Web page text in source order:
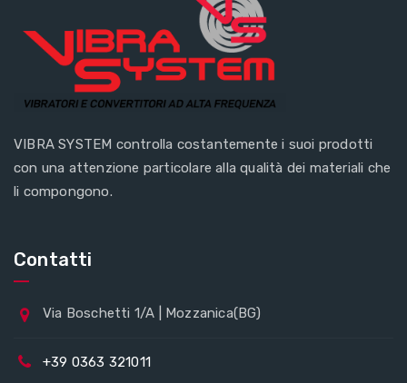
VIBRA SYSTEM controlla costantemente i suoi prodotti
con una attenzione particolare alla qualità dei materiali che
li compongono.
Contatti
Via Boschetti 1/A | Mozzanica(BG)
+39 0363 321011